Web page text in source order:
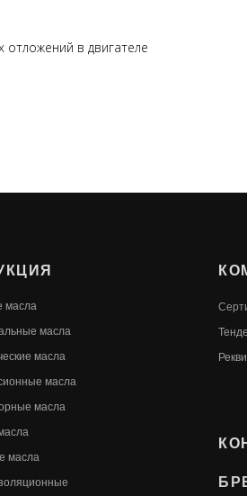
в двигателе
масла
масла
масла
масла
масла
масла
Т